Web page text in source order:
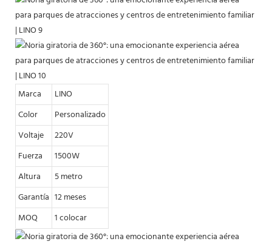
Marca
LINO
Color
Personalizado
Voltaje
220V
Fuerza
1500W
Altura
5 metro
Garantía 12 meses
MOQ
1 colocar